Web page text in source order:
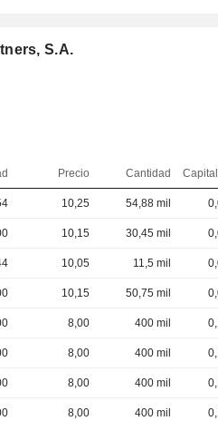
S.A.
Precio Cantidad
10,25 54,88 mil
10,15 30,45 mil
10,05 11,5 mil
10,15 50,75 mil
8,00 400 mil
8,00 400 mil
8,00 400 mil
8,00 400 mil